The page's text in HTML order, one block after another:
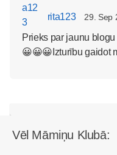
rita123 29. Sep
Prieks par jaunu
😀😀😀Izturību gaidot
Vēl Māmiņu Klubā: